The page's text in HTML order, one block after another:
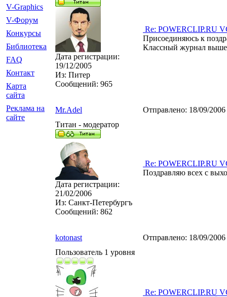
V-Graphics
V-Форум
Конкурсы
Библиотека
FAQ
Контакт
Карта
сайта
Реклама на
сайте
Дата регистрации:
19/12/2005
Из: Питер
Сообщений: 965
Re: POWERCLIP.RU
Присоединяюсь к
Классный журнал
Mr.Adel Отправлено: 18/09/
Титан - модератор
Дата регистрации:
21/02/2006
Из: Санкт-Петербургъ
Сообщений: 862
Re: POWERCLIP.RU
Поздравляю всех с
kotonast Отправлено: 18/09/
Пользователь 1 уровня
Re: POWERCLIP.RU